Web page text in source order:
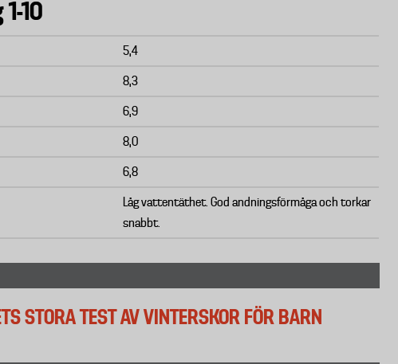
10
5,4
8,3
6,9
8,0
6,8
Låg vattentäthet. God andningsförmåga och torkar
snabbt.
STORA TEST AV VINTERSKOR FÖR BARN